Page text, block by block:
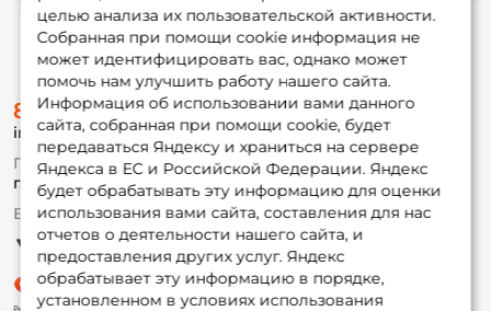
целью анализа их пользовательской активности.
Собранная при помощи cookie информация не
может идентифицировать вас, однако может
помочь нам улучшить работу нашего сайта.
Информация об использовании вами данного
сайта, собранная при помощи cookie, будет
передаваться Яндексу и храниться на сервере
Яндекса в ЕС и Российской Федерации. Яндекс
будет обрабатывать эту информацию для оценки
использования вами сайта, составления для нас
отчетов о деятельности нашего сайта, и
предоставления других услуг. Яндекс
обрабатывает эту информацию в порядке,
установленном в условиях использования
Информация
О магазине
Доставка
Оплата
Fox-bonus
Гуру
Партнерская программа
8 (495) 532-77-88
info@foxfishing.ru
По вопросам с заказом
г. Москва, ул. Плеханова д.7
Ежедневно 10:00 до 20:00